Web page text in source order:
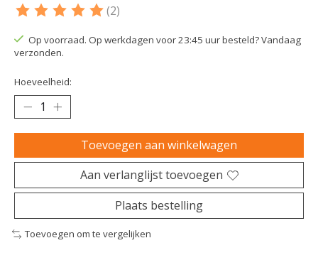
De beoordeling van dit product is
(2)
Op voorraad. Op werkdagen voor 23:45 uur besteld? Vandaag
verzonden.
Hoeveelheid:
Toevoegen aan winkelwagen
Aan verlanglijst toevoegen
Plaats bestelling
Toevoegen om te vergelijken